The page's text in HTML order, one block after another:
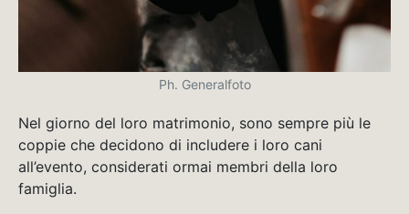
Ph. Generalfoto
Nel giorno del loro matrimonio, sono sempre più le
coppie che decidono di includere i loro cani
all’evento, considerati ormai membri della loro
famiglia.